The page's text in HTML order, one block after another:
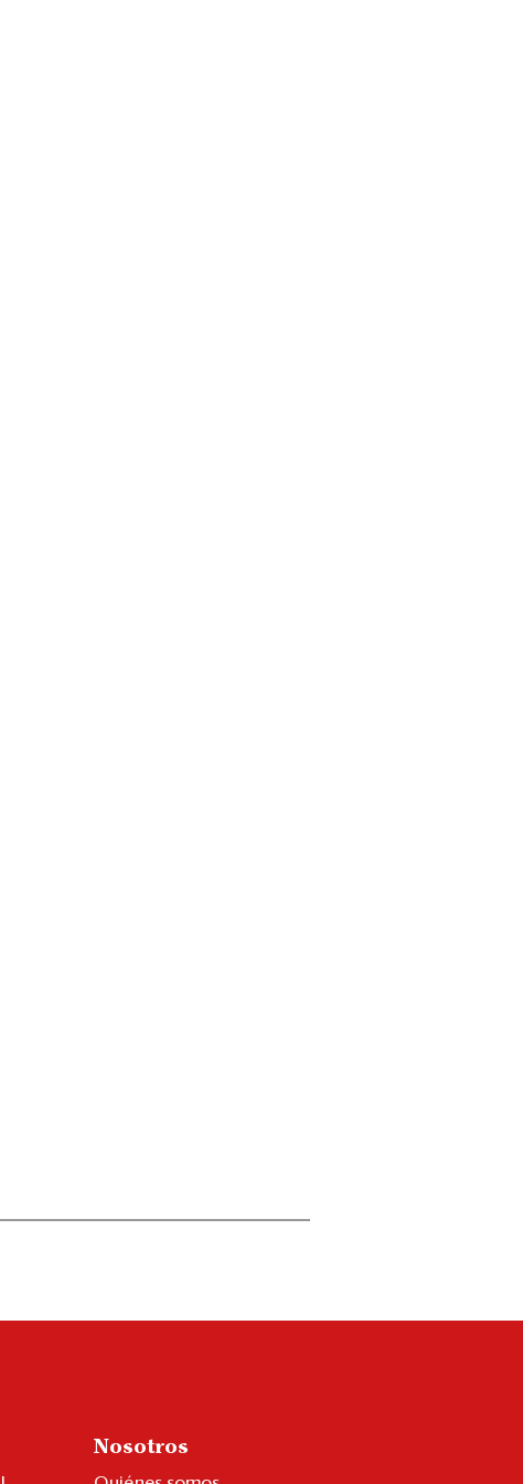
Nosotros